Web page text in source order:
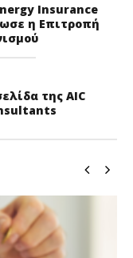
Insurance
η Επιτροπή
της AIC